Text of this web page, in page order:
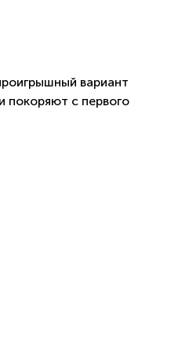
вариант
покоряют с первого